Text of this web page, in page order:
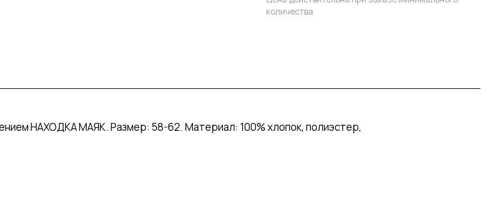
количества
НАХОДКА МАЯК. Размер: 58-62. Материал: 100% хлопок, полиэстер,